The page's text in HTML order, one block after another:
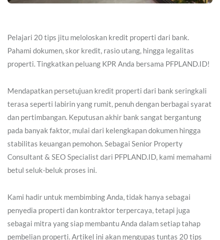
Pelajari 20 tips jitu meloloskan kredit properti dari bank.
Pahami dokumen, skor kredit, rasio utang, hingga legalitas
properti. Tingkatkan peluang KPR Anda bersama PFPLAND.ID!
Mendapatkan persetujuan kredit properti dari bank seringkali
terasa seperti labirin yang rumit, penuh dengan berbagai syarat
dan pertimbangan. Keputusan akhir bank sangat bergantung
pada banyak faktor, mulai dari kelengkapan dokumen hingga
stabilitas keuangan pemohon. Sebagai Senior Property
Consultant & SEO Specialist dari PFPLAND.ID, kami memahami
betul seluk-beluk proses ini.
Kami hadir untuk membimbing Anda, tidak hanya sebagai
penyedia properti dan kontraktor terpercaya, tetapi juga
sebagai mitra yang siap membantu Anda dalam setiap tahap
pembelian properti. Artikel ini akan mengupas tuntas 20 tips